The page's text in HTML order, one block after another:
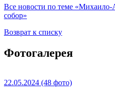
Все новости по теме «Михаило-
собор»
Возврат к списку
Фотогалерея
22.05.2024 (48 фото)